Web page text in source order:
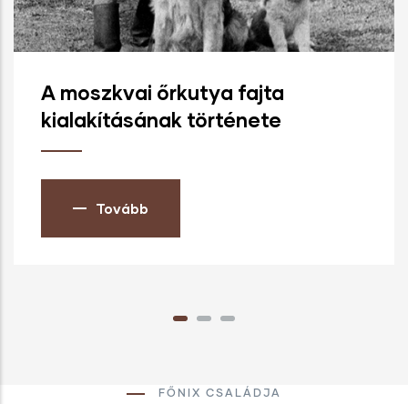
A moszkvai őrkutya fajta
kialakításának története
Tovább
FŐNIX CSALÁDJA